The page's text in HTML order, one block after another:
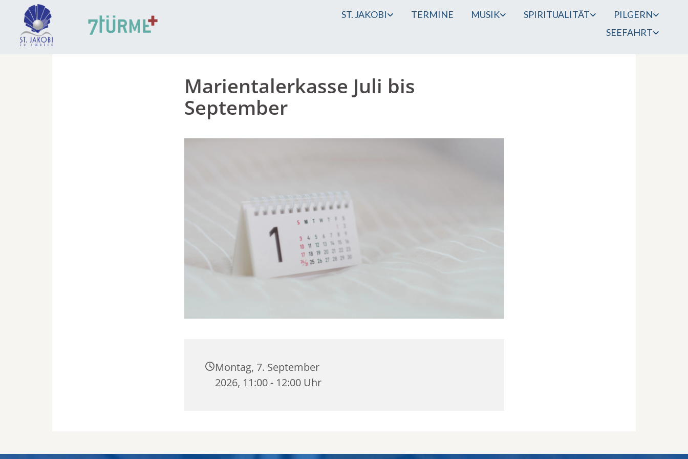
ST. JAKOBI TERMINE MUSIK SPIRITUALITÄT
PILGERN
SEEFAHRT
Marientalerkasse Juli bis
September
Montag, 7. September
2026, 11:00 - 12:00 Uhr